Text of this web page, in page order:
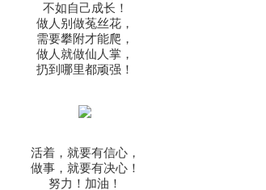
不如自己成长！
做人别做菟丝花，
需要攀附才能爬，
做人就做仙人掌，
扔到哪里都顽强！
活着，就要有信心，
做事，就要有决心！
努力！加油！